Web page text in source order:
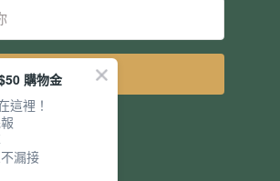
立即訂閱
購物金
這裡！
漏接